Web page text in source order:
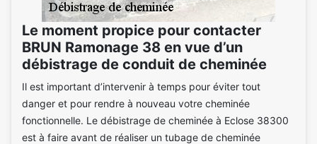
Le moment propice pour contacter
BRUN Ramonage 38 en vue d’un
débistrage de conduit de cheminée
Il est important d’intervenir à temps pour éviter tout
danger et pour rendre à nouveau votre cheminée
fonctionnelle. Le débistrage de cheminée à Eclose 38300
est à faire avant de réaliser un tubage de cheminée